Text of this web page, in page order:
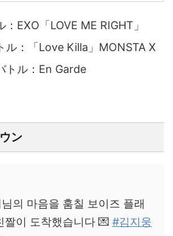
EXO「LOVE ME RIGHT」
：
「Love Killa」MONSTA X
トル： En Garde
ン
의 마음을 훔칠 보이즈 플래
짤이 도착했습니다 💌 #김지웅